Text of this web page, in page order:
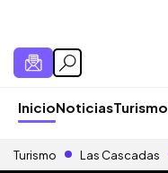
InicioNoticiasTurismo
Turismo Las Cascadas